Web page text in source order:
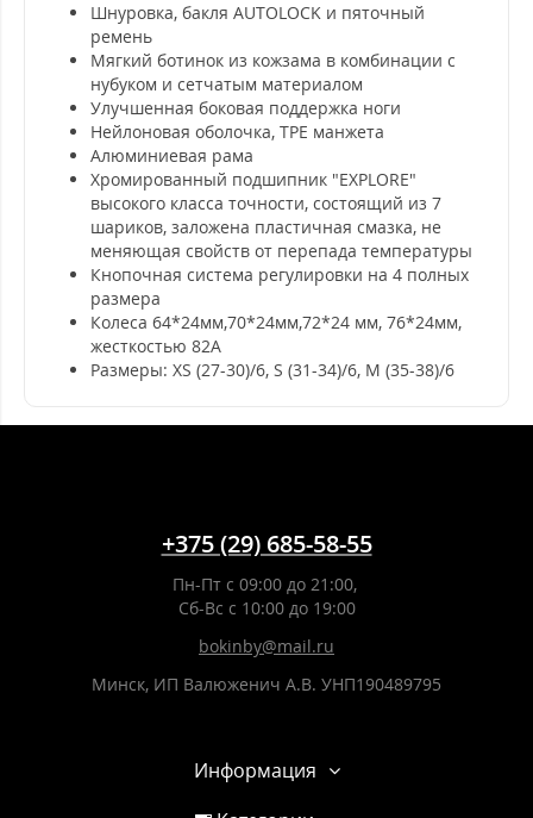
Шнуровка, бакля AUTОLOCK и пяточный
ремень
Мягкий ботинок из кожзама в комбинации с
нубуком и сетчатым материалом
Улучшенная боковая поддержка ноги
Нейлоновая оболочка, ТРЕ манжета
Алюминиевая рама
Хромированный подшипник "EXPLORE"
высокого класса точности, состоящий из 7
шариков, заложена пластичная смазка, не
меняющая свойств от перепада температуры
Кнопочная система регулировки на 4 полных
размера
Колеса 64*24мм,70*24мм,72*24 мм, 76*24мм,
жесткостью 82А
Размеры: XS (27-30)/6, S (31-34)/6, M (35-38)/6
+375 (29) 685-58-55
Пн-Пт с 09:00 до 21:00,
Сб-Вс с 10:00 до 19:00
bokinby@mail.ru
Минск, ИП Валюженич А.В. УНП190489795
Информация